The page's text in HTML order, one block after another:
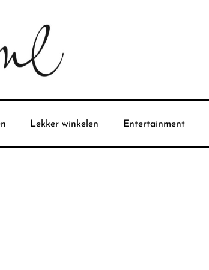
Lekker winkelen Entertainment